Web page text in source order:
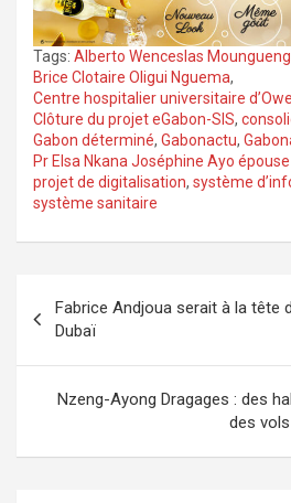
Tags: Alberto Wenceslas
Brice Clotaire Oligui Nguema,
Centre hospitalier universitaire
Clôture du projet eGabon-SIS,
Gabon déterminé, Gabonactu,
Pr Elsa Nkana Joséphine Ayo
projet de digitalisation, système
système sanitaire
de
l’article
Fabrice Andjoua serait à la tête
Dubaï
Nzeng-Ayong Dragages : des
des